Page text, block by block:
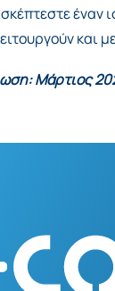
έναν
και
Μάρτιος